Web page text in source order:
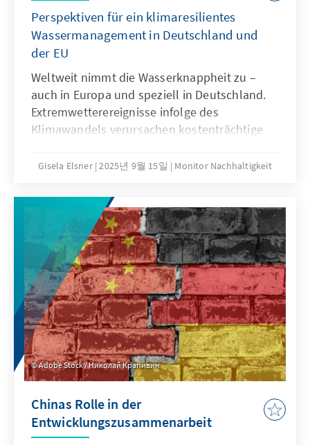
Perspektiven für ein klimaresilientes
Wassermanagement in Deutschland und
der EU
Weltweit nimmt die Wasserknappheit zu –
auch in Europa und speziell in Deutschland.
Extremwetterereignisse infolge des
Klimawandels verursachen kostenträchtige
Gleichzeitig geraten Wasservorräte durch
Gewinnung erneuerbarer Energien unter
Druck. Ökonomische und ökologische
Konflikte sind die Folgen, die künftig auch die
Sicherheit und den gesellschaftlichen
Zusammenhalt gefährden können, wenn
nicht rechtzeitig gegengesteuert wird.
Gisela Elsner 2025년 9월 15일 Monitor Nachhaltigkeit
Adobe Stock / Николай Крапивин
Chinas Rolle in der
Entwicklungszusammenarbeit